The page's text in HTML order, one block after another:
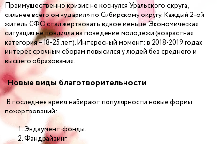
Преимущественно кризис не коснулся Уральского округа,
сильнее всего он «ударил» по Сибирскому округу. Каждый 2-ой
житель СФО стал жертвовать вдвое меньше. Экономическая
ситуация не повлияла на поведение молодежи (возрастная
категория – 18-25 лет). Интересный момент: в 2018-2019 годах
интерес срочным сборам повысился у людей без среднего и
высшего образования.
Новые виды благотворительности
В последнее время набирают популярности новые формы
пожертвований:
Эндаумент-фонды.
Фандрайзинг.